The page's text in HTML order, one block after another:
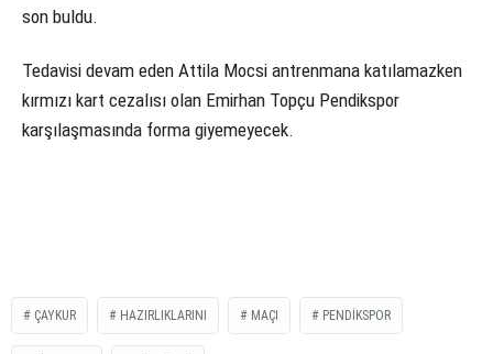
son buldu.
Tedavisi devam eden Attila Mocsi antrenmana katılamazken
kırmızı kart cezalısı olan Emirhan Topçu Pendikspor
karşılaşmasında forma giyemeyecek.
ÇAYKUR HAZIRLIKLARINI MAÇI PENDIKSPOR